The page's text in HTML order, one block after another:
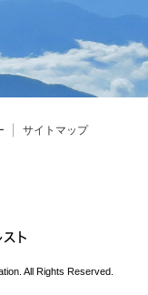
サイトマップ
All Rights Reserved.